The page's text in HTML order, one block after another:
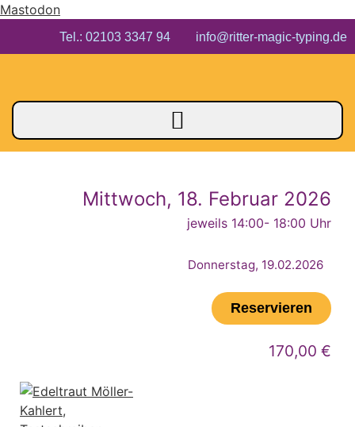
Mastodon
Tel.: 02103 3347 94 info@ritter-magic-typing.de
Mittwoch, 18. Februar 2026
jeweils 14:00- 18:00 Uhr
Donnerstag, 19.02.2026
Reservieren
170,00 €